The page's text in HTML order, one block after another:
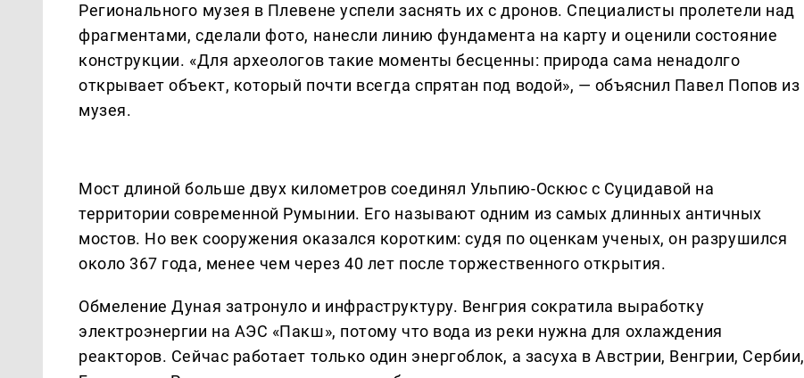
Регионального музея в Плевене успели заснять их с дронов. Специалисты пролетели над
фрагментами, сделали фото, нанесли линию фундамента на карту и оценили состояние
конструкции. «Для археологов такие моменты бесценны: природа сама ненадолго
открывает объект, который почти всегда спрятан под водой», — объяснил Павел Попов из
музея.
Мост длиной больше двух километров соединял Ульпию-Оскюс с Суцидавой на
территории современной Румынии. Его называют одним из самых длинных античных
мостов. Но век сооружения оказался коротким: судя по оценкам ученых, он разрушился
около 367 года, менее чем через 40 лет после торжественного открытия.
Обмеление Дуная затронуло и инфраструктуру. Венгрия сократила выработку
электроэнергии на АЭС «Пакш», потому что вода из реки нужна для охлаждения
реакторов. Сейчас работает только один энергоблок, а засуха в Австрии, Венгрии, Сербии,